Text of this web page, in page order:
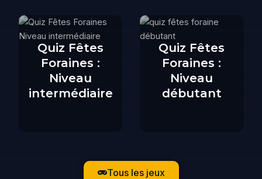
Quiz Fêtes
Foraines :
Niveau
intermédiaire
Quiz Fêtes
Foraines :
Niveau
débutant
Tous les jeux